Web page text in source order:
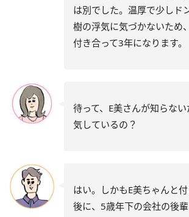
は別でした。温厚で少しド
樹の浮気に気づかないため
付き合って3年になります。
待って、E美さんが知らな
気しているの？
はい。しかもE美ちゃんと
後に、5歳年下の会社の後